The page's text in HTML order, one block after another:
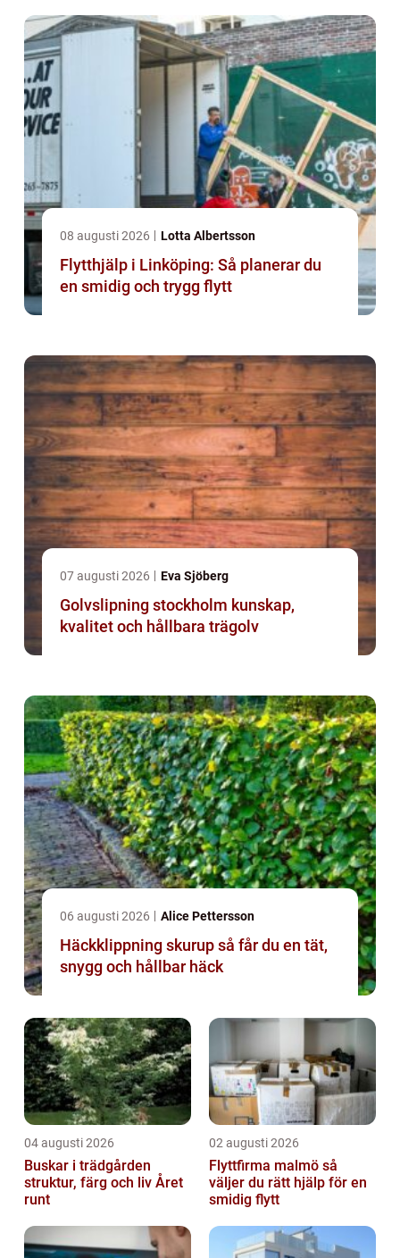
08 augusti 2026 Lotta Albertsson
Flytthjälp i Linköping: Så planerar du
en smidig och trygg flytt
07 augusti 2026 Eva Sjöberg
Golvslipning stockholm kunskap,
kvalitet och hållbara trägolv
06 augusti 2026 Alice Pettersson
Häckklippning skurup så får du en tät,
snygg och hållbar häck
04 augusti 2026
Buskar i trädgården
struktur, färg och liv Året
runt
02 augusti 2026
Flyttfirma malmö så
väljer du rätt hjälp för en
smidig flytt